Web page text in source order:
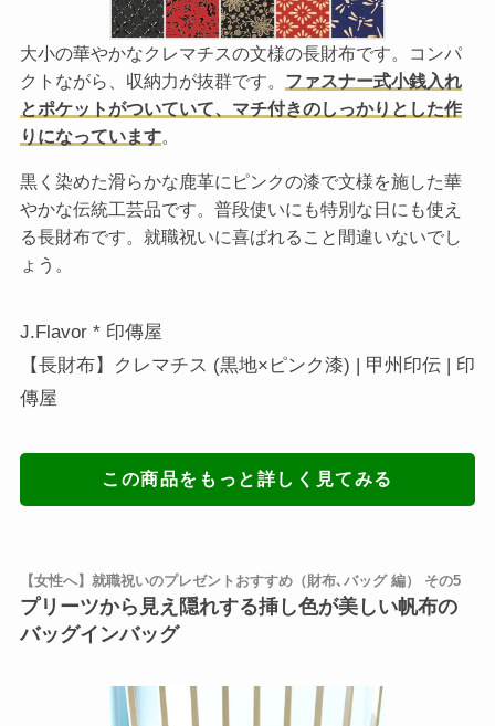
大小の華やかなクレマチスの文様の長財布です。コンパ
クトながら、収納力が抜群です。 ファスナー式小銭入れ
とポケットがついていて、マチ付きのしっかりとした作
りになっています。
黒く染めた滑らかな鹿革にピンクの漆で文様を施した華
やかな伝統工芸品です。普段使いにも特別な日にも使え
る長財布です。就職祝いに喜ばれること間違いないでし
ょう。
J.Flavor * 印傳屋
【長財布】クレマチス (黒地×ピンク漆) | 甲州印伝 | 印
傳屋
この商品をもっと詳しく見てみる
【女性へ】就職祝いのプレゼントおすすめ（財布､バッグ 編） その5
プリーツから見え隠れする挿し色が美しい帆布の
バッグインバッグ